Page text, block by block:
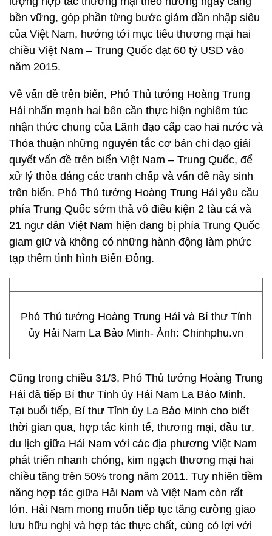
bền vững, góp phần từng bước giảm dần nhập siêu
của Việt Nam, hướng tới mục tiêu thương mại hai
chiều Việt Nam – Trung Quốc đạt 60 tỷ USD vào
năm 2015.
Về vấn đề trên biển, Phó Thủ tướng Hoàng Trung
Hải nhấn mạnh hai bên cần thực hiện nghiêm túc
nhận thức chung của Lãnh đạo cấp cao hai nước và
Thỏa thuận những nguyên tắc cơ bản chỉ đạo giải
quyết vấn đề trên biển Việt Nam – Trung Quốc, để
xử lý thỏa đáng các tranh chấp và vấn đề nảy sinh
trên biển. Phó Thủ tướng Hoàng Trung Hải yêu cầu
phía Trung Quốc sớm thả vô điều kiện 2 tàu cá và
21 ngư dân Việt Nam hiện đang bị phía Trung Quốc
giam giữ và không có những hành động làm phức
tạp thêm tình hình Biển Đông.
Phó Thủ tướng Hoàng Trung Hải và Bí thư Tỉnh
ủy Hải Nam La Bảo Minh- Ảnh: Chinhphu.vn
Cũng trong chiều 31/3, Phó Thủ tướng Hoàng Trung
Hải đã tiếp Bí thư Tỉnh ủy Hải Nam La Bảo Minh.
Tại buổi tiếp, Bí thư Tỉnh ủy La Bảo Minh cho biết
thời gian qua, hợp tác kinh tế, thương mại, đầu tư,
du lịch giữa Hải Nam với các địa phương Việt Nam
phát triển nhanh chóng, kim ngạch thương mại hai
chiều tăng trên 50% trong năm 2011. Tuy nhiên tiềm
năng hợp tác giữa Hải Nam và Việt Nam còn rất
lớn. Hải Nam mong muốn tiếp tục tăng cường giao
lưu hữu nghị và hợp tác thực chất, cùng có lợi với